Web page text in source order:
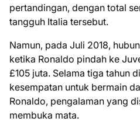
pertandingan, dengan total
tangguh Italia tersebut.
Namun, pada Juli 2018,
ketika Ronaldo pindah ke
£105 juta. Selama tiga tahun
kesempatan untuk bermain
Ronaldo, pengalaman yang
membuka mata.